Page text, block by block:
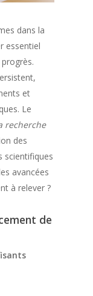
dans la
essentiel
et
Le
recherche
des
scientifiques
avancées
à relever ?
de